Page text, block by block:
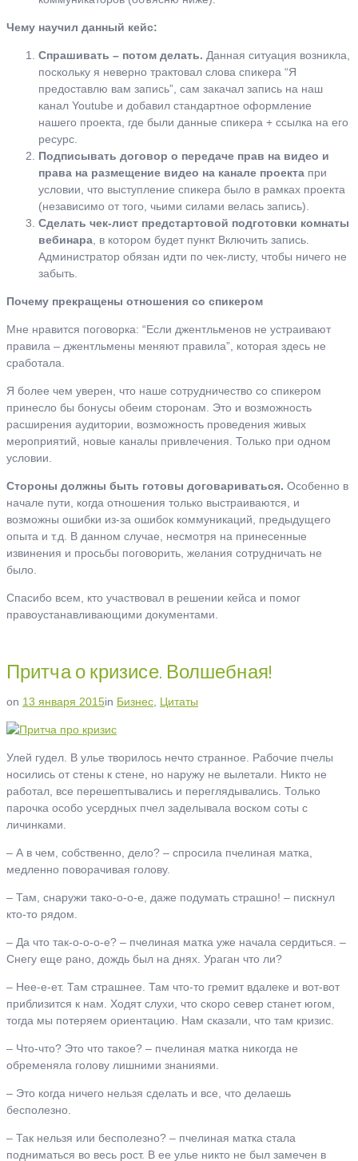
Чему научил данный кейс:
Спрашивать – потом делать. Данная ситуация возникла,
поскольку я неверно трактовал слова спикера “Я
предоставлю вам запись”, сам закачал запись на наш
канал Youtube и добавил стандартное оформление
нашего проекта, где были данные спикера + ссылка на его
ресурс.
Подписывать договор о передаче прав на видео и
права на размещение видео на канале проекта при
условии, что выступление спикера было в рамках проекта
(независимо от того, чьими силами велась запись).
Сделать чек-лист предстартовой подготовки комнаты
вебинара , в котором будет пункт Включить запись.
Администратор обязан идти по чек-листу, чтобы ничего не
забыть.
Почему прекращены отношения со спикером
Мне нравится поговорка: “Если джентльменов не устраивают
правила – джентльмены меняют правила”, которая здесь не
сработала.
Я более чем уверен, что наше сотрудничество со спикером
принесло бы бонусы обеим сторонам. Это и возможность
расширения аудитории, возможность проведения живых
мероприятий, новые каналы привлечения. Только при одном
условии.
Стороны должны быть готовы договариваться. Особенно в
начале пути, когда отношения только выстраиваются, и
возможны ошибки из-за ошибок коммуникаций, предыдущего
опыта и т.д. В данном случае, несмотря на принесенные
извинения и просьбы поговорить, желания сотрудничать не
было.
Спасибо всем, кто участвовал в решении кейса и помог
правоустанавливающими документами.
Притча о кризисе. Волшебная!
on 13 января 2015in Бизнес Цитаты
Улей гудел. В улье творилось нечто странное. Рабочие пчелы
носились от стены к стене, но наружу не вылетали. Никто не
работал, все перешептывались и переглядывались. Только
парочка особо усердных пчел заделывала воском соты с
личинками.
– А в чем, собственно, дело? – спросила пчелиная матка,
медленно поворачивая голову.
– Там, снаружи тако-о-о-е, даже подумать страшно! – пискнул
кто-то рядом.
– Да что так-о-о-о-е? – пчелиная матка уже начала сердиться. –
Снегу еще рано, дождь был на днях. Ураган что ли?
– Нее-е-ет. Там страшнее. Там что-то гремит вдалеке и вот-вот
приблизится к нам. Ходят слухи, что скоро север станет югом,
тогда мы потеряем ориентацию. Нам сказали, что там кризис.
– Что-что? Это что такое? – пчелиная матка никогда не
обременяла голову лишними знаниями.
– Это когда ничего нельзя сделать и все, что делаешь
бесполезно.
– Так нельзя или бесполезно? – пчелиная матка стала
подниматься во весь рост. В ее улье никто не был замечен в